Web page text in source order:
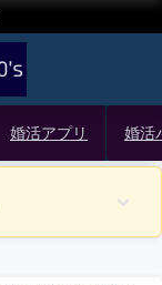
婚活アプリ 婚活